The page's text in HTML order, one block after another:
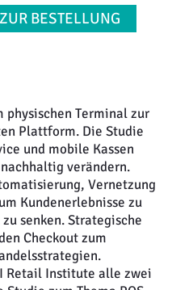
ZUR BESTELLUNG
physischen Terminal zur
Plattform. Die Studie
und mobile Kassen
verändern.
Vernetzung
Kundenerlebnisse zu
senken. Strategische
Checkout zum
Retail Institute alle zwei